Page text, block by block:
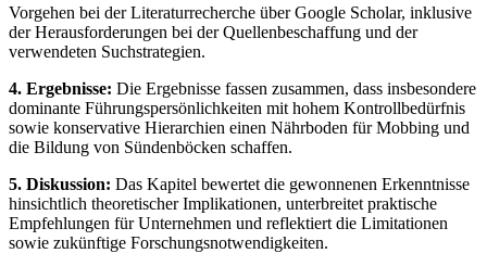
Vorgehen bei der Literaturrecherche über Google Scholar, inklusive
der Herausforderungen bei der Quellenbeschaffung und der
verwendeten Suchstrategien.
4. Ergebnisse: Die Ergebnisse fassen zusammen, dass insbesondere
dominante Führungspersönlichkeiten mit hohem Kontrollbedürfnis
sowie konservative Hierarchien einen Nährboden für Mobbing und
die Bildung von Sündenböcken schaffen.
5. Diskussion: Das Kapitel bewertet die gewonnenen Erkenntnisse
hinsichtlich theoretischer Implikationen, unterbreitet praktische
Empfehlungen für Unternehmen und reflektiert die Limitationen
sowie zukünftige Forschungsnotwendigkeiten.